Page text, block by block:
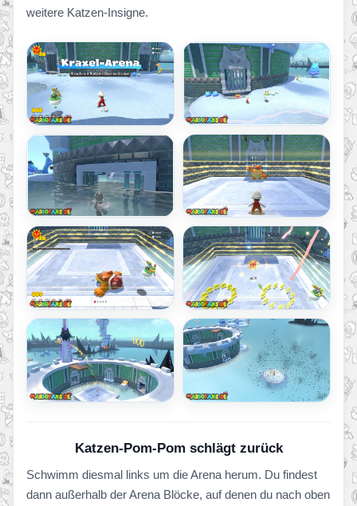
weitere Katzen-Insigne.
Katzen-Pom-Pom schlägt zurück
Schwimm diesmal links um die Arena herum. Du findest
dann außerhalb der Arena Blöcke, auf denen du nach oben